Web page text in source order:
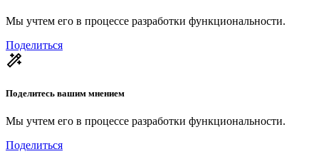
Мы учтем его в процессе разработки функциональности.
Поделиться
Поделитесь вашим мнением
Мы учтем его в процессе разработки функциональности.
Поделиться